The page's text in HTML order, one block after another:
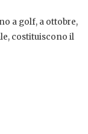
a golf, a ottobre,
costituiscono il